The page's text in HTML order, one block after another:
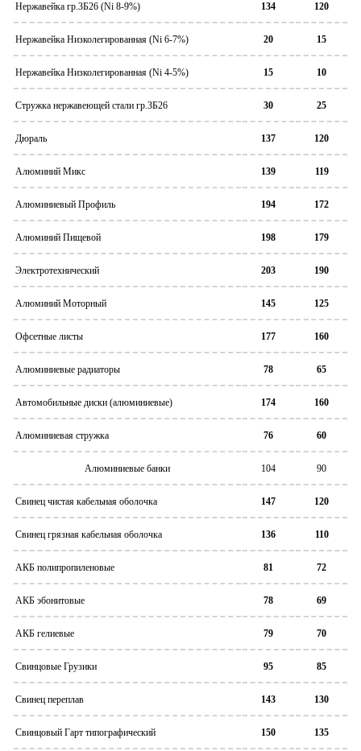
Нержавейка гр.3Б26 (Ni 8-9%) 134 120
Нержавейка Низколегированная (Ni 6-7%) 20 15
Нержавейка Низколегированная (Ni 4-5%) 15 10
Стружка нержавеющей стали гр.3Б26 30 25
Дюраль 137 120
Алюминий Микс 139 119
Алюминиевый Профиль 194 172
Алюминий Пищевой 198 179
Электротехнический 203 190
Алюминий Моторный 145 125
Офсетные листы 177 160
Алюминиевые радиаторы 78 65
Автомобильные диски (алюминиевые) 174 160
Алюминиевая стружка 76 60
Алюминиевые банки 104 90
Свинец чистая кабельная оболочка 147 120
Свинец грязная кабельная оболочка 136 110
АКБ полипропиленовые 81 72
АКБ эбонитовые 78 69
АКБ гелиевые 79 70
Свинцовые Грузики 95 85
Свинец переплав 143 130
Свинцовый Гарт типографический 150 135